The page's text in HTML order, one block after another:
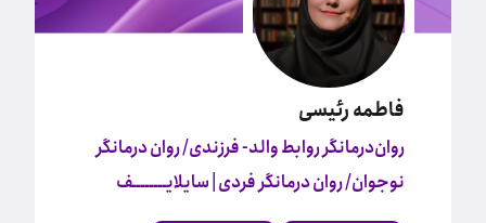
فاطمه رئیسی
روان‌‌درمانگر روابط والد- فرزندی/ روان درمانگر
نوجوان/ روان درمانگر فردی | سایلایــــــــف